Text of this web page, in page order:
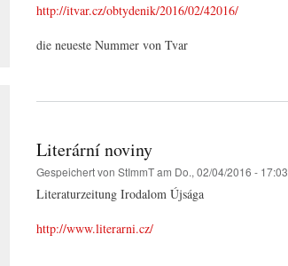
http://itvar.cz/obtydenik/2016/02/42016/
die neueste Nummer von Tvar
Literární noviny
Gespeichert von StImmTam Do., 02/04/2016 - 17:03
Literaturzeitung Irodalom Újsága
http://www.literarni.cz/